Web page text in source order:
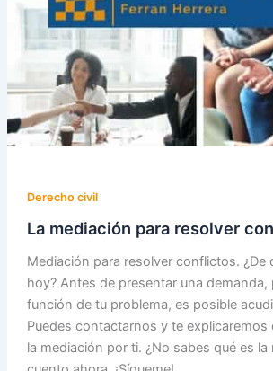
Derecho civil
La mediación para resolver
Mediación para resolver conflictos. ¿De
hoy? Antes de presentar una demanda,
función de tu problema, es posible
Puedes contactarnos y te explicaremos
la mediación por ti. ¿No sabes qué es la